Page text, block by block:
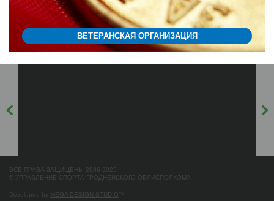
ВЕТЕРАНСКАЯ ОРГАНИЗАЦИЯ
ВСЕ ПРАВА ЗАЩИЩЕНЫ 2006-2026
© УПРАВЛЕНИЕ СПОРТА ГРОДНЕНСКОГО ОБЛИСПОЛКОМА
Developed by MEGA DESIGN-STUDIO ™